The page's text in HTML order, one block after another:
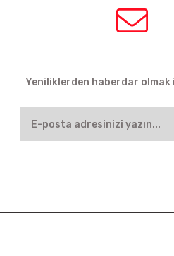
Yeniliklerden haberdar olmak